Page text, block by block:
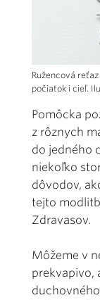
Ružencová
počiatok i cieľ.
Pomôcka
z rôznych
do jedného
niekoľko
dôvodov,
tejto
Zdravasov.
Môžeme v
prekvapivo,